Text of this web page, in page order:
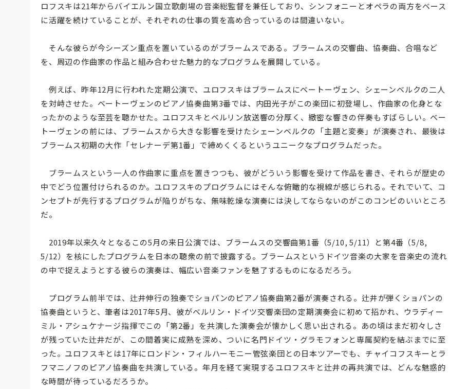
ロフスキは21年からバイエルン国立歌劇場の音楽総監督を兼任しており、シンフォニーとオペラの両方をベース
に活躍を続けていることが、それぞれの仕事の質を高め合っているのは間違いない。
そんな彼らが今シーズン重点を置いているのがブラームスである。ブラームスの交響曲、協奏曲、合唱など
を、周辺の作曲家の作品と組み合わせた魅力的なプログラムを展開している。
例えば、昨年12月に行われた定期公演で、ユロフスキはブラームスにベートーヴェン、シェーンベルクの二人
を対峙させた。ベートーヴェンのピアノ協奏曲第3番では、内田光子がこの楽団に初登場し、作曲家の化身とな
ったかのような至芸を聴かせた。ユロフスキとベルリン放送響の分厚く、緻密な響きの伴奏もすばらしい。ベー
トーヴェンの前には、ブラームスから大きな影響を受けたシェーンベルクの「主題と変奏」が演奏され、最後は
ブラームス初期の大作「セレナーデ第1番」で締めくくるというユニークなプログラムだった。
ブラームスという一人の作曲家に重点を置きつつも、彼がどういう影響を受けて作品を書き、それらが歴史の
中でどう位置付けられるのか。ユロフスキのプログラムにはそんな俯瞰的な視線が感じられる。それでいて、コ
ンセプトが先行するプログラムが陥りがちな、無味乾燥な演奏には決してならないのがこのコンビのいいところ
だ。
2019年以来久々となるこの5月の来日公演では、ブラームスの交響曲第1番（5/10, 5/11）と第4番（5/8,
5/12）を核にしたプログラムを日本の聴衆の前で披露する。ブラームスというドイツ音楽の大家を音楽史の流れ
の中で捉えようとする彼らの演奏は、幅広い音楽ファンを魅了するものになるだろう。
プログラム前半では、辻井伸行の独奏でショパンのピアノ協奏曲第2番が演奏される。辻井が弾くショパンの
協奏曲というと、筆者は2017年5月、彼がベルリン・ドイツ交響楽団の定期演奏会に初めて招かれ、ウラディー
ミル・アシュケナージ指揮でこの「第2番」を共演した演奏会が懐かしく思い出される。あの頃はまだ初々しさ
が残っていた辻井だが、この間着実に成熟を深め、ついに名門ドイツ・グラモフォンと専属契約を結ぶまでに至
った。ユロフスキとは17年にロンドン・フィルハーモニー管弦楽団との日本ツアーでも、チャイコフスキーとラ
フマニノフのピアノ協奏曲を共演している。年月を経て実現するユロフスキと辻井の再共演では、どんな魅惑的
な時間が待っているだろうか。